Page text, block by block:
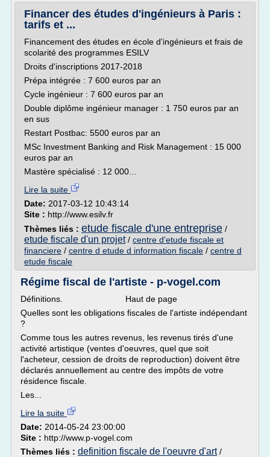
Financer des études d'ingénieurs à Paris :
tarifs et ...
Financement des études en école d'ingénieurs et frais de
scolarité des programmes ESILV
Droits d'inscriptions 2017-2018
Prépa intégrée : 7 600 euros par an
Cycle ingénieur : 7 600 euros par an
Double diplôme ingénieur manager : 1 750 euros par an
en sus
Restart Postbac: 5500 euros par an
MSc Investment Banking and Risk Management : 15 000
euros par an
Mastère spécialisé : 12 000...
Lire la suite
Date: 2017-03-12 10:43:14
Site : http://www.esilv.fr
Thèmes liés : etude fiscale d'une entreprise /
etude fiscale d'un projet/ centre d'etude fiscale et
financiere / centre d etude d information fiscale / centre d
etude fiscale
Régime fiscal de l'artiste - p-vogel.com
Définitions. Haut de page
Quelles sont les obligations fiscales de l'artiste indépendant
?
Comme tous les autres revenus, les revenus tirés d'une
activité artistique (ventes d'oeuvres, quel que soit
l'acheteur, cession de droits de reproduction) doivent être
déclarés annuellement au centre des impôts de votre
résidence fiscale.
Les...
Lire la suite
Date: 2014-05-24 23:00:00
Site : http://www.p-vogel.com
Thèmes liés : definition fiscale de l'oeuvre d'art/